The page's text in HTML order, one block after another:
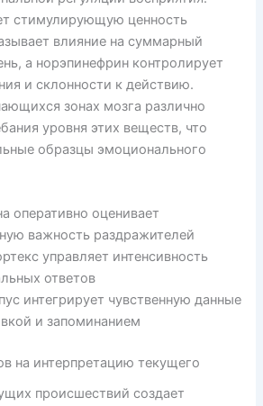
стимулирующую ценность
влияние на суммарный
а норэпинефрин контролирует
и склонности к действию.
зонах мозга различно
уровня этих веществ, что
образцы эмоционального
оперативно оценивает
важность раздражителей
управляет интенсивность
ответов
интегрирует чувственную данные
и запоминанием
на интерпретацию текущего
происшествий создает